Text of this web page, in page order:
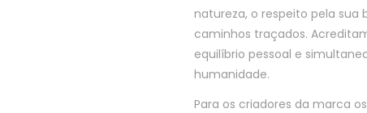
natureza, o respeito pela sua
caminhos traçados.
equilíbrio pessoal e
humanidade.
Para os criadores da marca